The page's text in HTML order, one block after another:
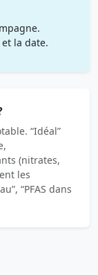
la date.
“Idéal”
(nitrates,
les
“PFAS dans